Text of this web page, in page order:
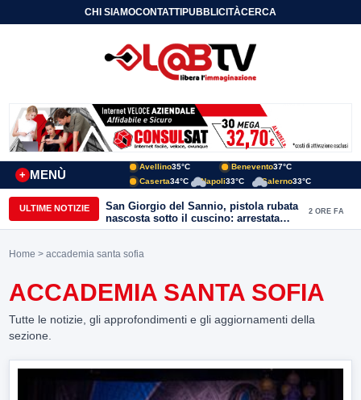
CHI SIAMOCONTATTIPUBBLICITÀCERCA
MENÙ
+
Avellino35°C Benevento37°C
Caserta34°C Napoli33°C Salerno33°C
ULTIME NOTIZIE
San Giorgio del Sannio, pistola rubata
nascosta sotto il cuscino: arrestata
51enne
2 ORE FA
Home > accademia santa sofia
ACCADEMIA SANTA SOFIA
Tutte le notizie, gli approfondimenti e gli aggiornamenti della
sezione.